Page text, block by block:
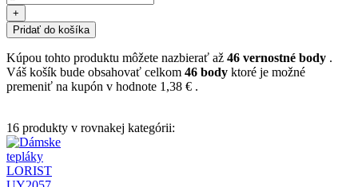
+
Pridať do košíka
Kúpou tohto produktu môžete nazbierať až 46 vernostné body .
Váš košík bude obsahovať celkom 46 body ktoré je možné
premeniť na kupón v hodnote 1,38 € .
16 produkty v rovnakej kategórii: